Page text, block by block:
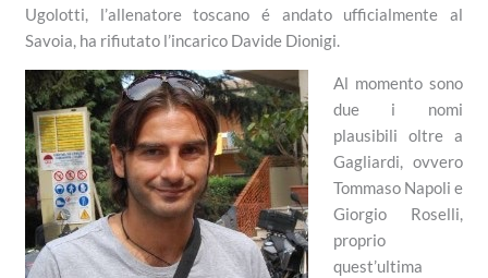
Ugolotti, l’allenatore toscano é andato ufficialmente al
Savoia, ha rifiutato l’incarico Davide Dionigi.
Al momento sono
due i nomi
plausibili oltre a
Gagliardi, ovvero
Tommaso Napoli e
Giorgio Roselli,
proprio
quest’ultima